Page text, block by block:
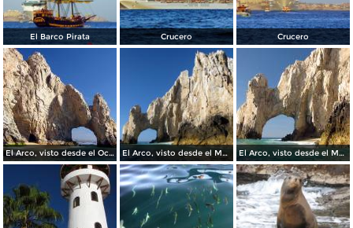
El Barco Pirata Crucero Crucero
El Arco, visto desde el Océano Pacífico El Arco, visto desde el Mar de Cortés El Arco, visto desde el Mar de Cortés